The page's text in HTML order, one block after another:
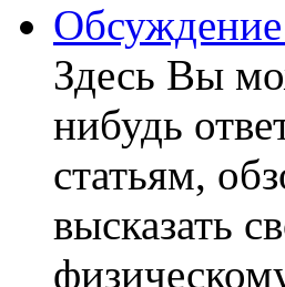
Здесь Вы
нибудь
статьям,
высказать